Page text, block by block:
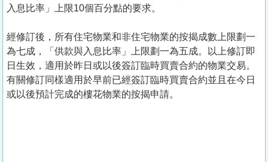
入息比率」上限10個百分點的要求。
經修訂後，所有住宅物業和非住宅物業的按揭成數上限劃一
為七成，「供款與入息比率」上限劃一為五成。以上修訂即
日生效，適用於昨日或以後簽訂臨時買賣合約的物業交易。
有關修訂同樣適用於早前已經簽訂臨時買賣合約並且在今日
或以後預計完成的樓花物業的按揭申請。